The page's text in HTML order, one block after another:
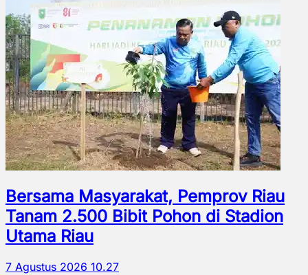
Bersama Masyarakat, Pemprov Riau
Tanam 2.500 Bibit Pohon di Stadion
Utama Riau
7 Agustus 2026 10.27